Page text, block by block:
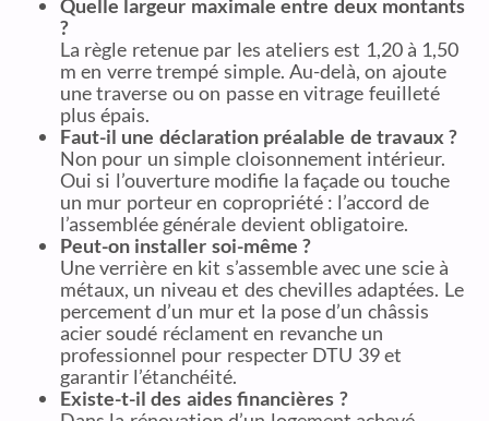
Quelle largeur maximale entre deux montants
?
La règle retenue par les ateliers est 1,20 à 1,50
m en verre trempé simple. Au-delà, on ajoute
une traverse ou on passe en vitrage feuilleté
plus épais.
Faut-il une déclaration préalable de travaux ?
Non pour un simple cloisonnement intérieur.
Oui si l’ouverture modifie la façade ou touche
un mur porteur en copropriété : l’accord de
l’assemblée générale devient obligatoire.
Peut-on installer soi-même ?
Une verrière en kit s’assemble avec une scie à
métaux, un niveau et des chevilles adaptées. Le
percement d’un mur et la pose d’un châssis
acier soudé réclament en revanche un
professionnel pour respecter DTU 39 et
garantir l’étanchéité.
Existe-t-il des aides financières ?